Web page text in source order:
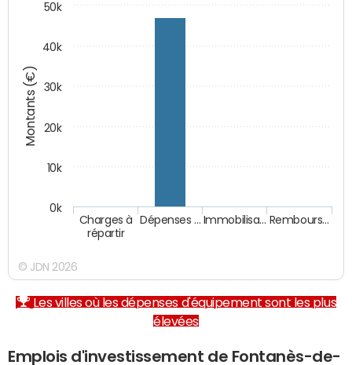
Montants (€)
Charges à
répartir
Dépenses … Immobilisa… Rembours…
0k
10k
20k
30k
40k
50k
© JDN 2026
Les villes où les dépenses d'équipement sont les plus
élevées
Emplois d'investissement de Fontanès-de-